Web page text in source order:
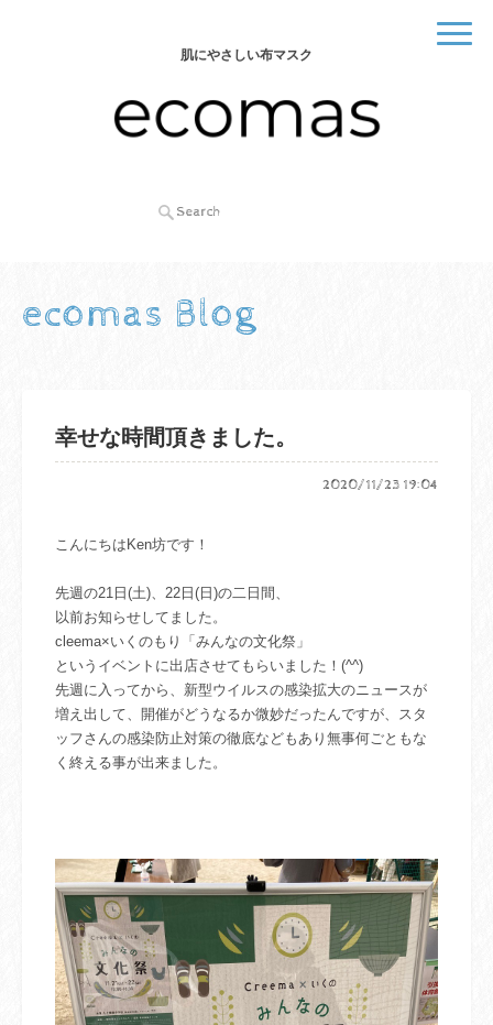
肌にやさしい布マスク
ecomas Blog
幸せな時間頂きました。
2020/11/23 19:04
こんにちはKen坊です！
先週の21日(土)、22日(日)の二日間、
以前お知らせしてました。
cleema×いくのもり
「みんなの文化祭」
というイベントに出店させてもらいました！(^^)
先週に入ってから、新型ウイルスの感染拡大のニュースが
増え出して、開催がどうなるか微妙だったんですが、スタ
ッフさんの感染防止対策の徹底などもあり無事何ごともな
く終える事が出来ました。